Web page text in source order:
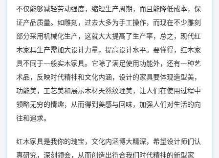
不仅能够减轻劳动强度，缩短生产周期，而且能降低成本，保
证产品质量。如雕刻，过去大多为手工操作，而现在不少雕刻
部分采用机械化生产，这就大大提高了生产率，总之，现代红
木家具生产需加大设计力量，提高设计水平。要懂得，红木家
具不同于一般实木家具。它除了满足使用功能外，还有一种艺
术品，反映时代精神和文化内涵，设计的家具要体现造型美，
功能美，工艺美和展示木材天然纹理美，让人们在使用过程中
领略无穷的情趣，从而得到美感与回味，加强人们对生活的向
往和追求。
红木家具是我你的瑰宝，文化内涵博大精深，希望设计师们认
真研究，深刻领会，从而创造出符合我们时代精神的新型家